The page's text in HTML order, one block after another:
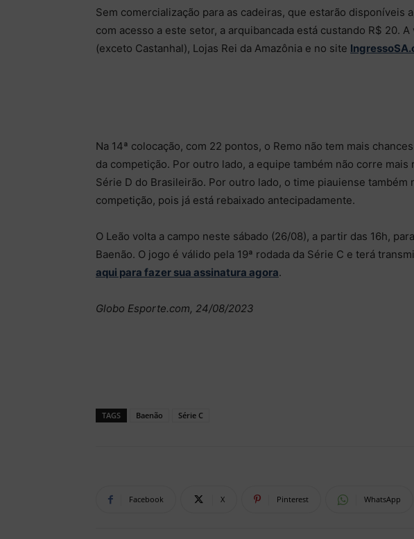
Sem comercialização para as cadeiras, que estarão disponíveis
com acesso a este setor, a arquibancada está custando R$ 20.
(exceto Castanhal), Lojas Rei da Amazônia e no site
Na 14ª colocação, com 22 pontos, o Remo não tem mais
da competição. Por outro lado, a equipe também não corre mais
Série D do Brasileirão. Por outro lado, o time piauiense também
competição, pois já está rebaixado antecipadamente.
O Leão volta a campo neste sábado (26/08), a partir das 16h,
Baenão. O jogo é válido pela 19ª rodada da Série C e terá
aqui para fazer sua assinatura agora.
Globo Esporte.com, 24/08/2023
TAGS Baenão Série C
Facebook X Pinterest WhatsApp